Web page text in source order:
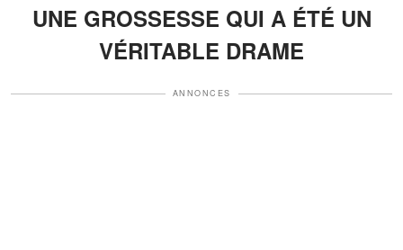
UNE GROSSESSE QUI A ÉTÉ UN
VÉRITABLE DRAME
ANNONCES